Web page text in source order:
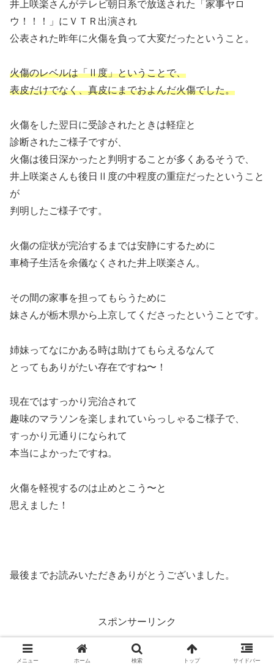
井上咲楽さんがテレビ朝日系で放送された「家事ヤロ
ウ！！！」にＶＴＲ出演され
公表された昨年に火傷を負って大変だったということ。
火傷のレベルは「Ⅱ度」ということで、
表皮だけでなく、真皮にまでおよんだ火傷でした。
火傷をした翌日に受診されたときは軽症と
診断されたご様子ですが、
火傷は後日深かったと判明することが多くあるそうで、
井上咲楽さんも後日Ⅱ度の中程度の重症だったということ
が
判明したご様子です。
火傷の症状が完治するまでは安静にするために
車椅子生活を余儀なくされた井上咲楽さん。
その間の家事を担ってもらうために
妹さんが栃木県から上京してくださったということです。
姉妹ってなにかある時は助けてもらえるなんて
とってもありがたい存在ですね〜！
現在ではすっかり完治されて
趣味のマラソンを楽しまれていらっしゃるご様子で、
すっかり元通りになられて
本当によかったですね。
火傷を軽視するのは止めとこう〜と
思えました！
最後までお読みいただきありがとうございました。
スポンサーリンク
エンタメ
メニュー ホーム 検索 トップ サイドバー